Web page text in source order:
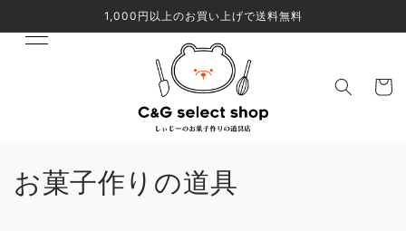
1,000円以上のお買い上げで送料無料
Cart
C
お菓子作りの道具